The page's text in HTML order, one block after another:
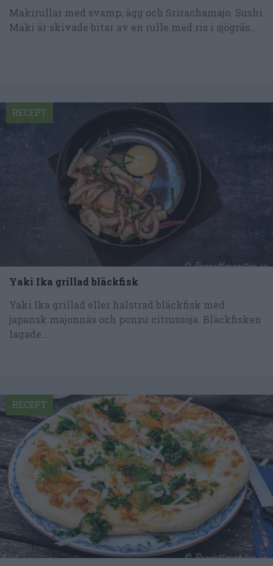
Makirullar med svamp, ägg och Srirachamajo. Sushi
Maki är skivade bitar av en rulle med ris i sjögräs...
Yaki Ika grillad bläckfisk
Yaki Ika grillad eller halstrad bläckfisk med
japansk majonnäs och ponzu citrussoja. Bläckfisken
lagade...
RECEPT
RECEPT